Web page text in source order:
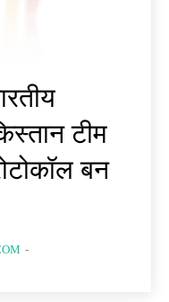
टीम
बन
-